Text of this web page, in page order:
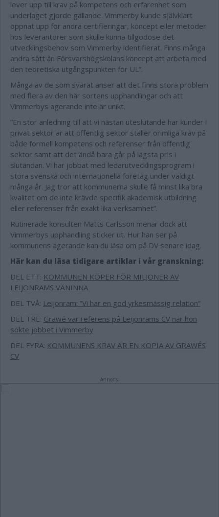
lever upp till krav på kompetens och erfarenhet som
underlaget gjorde gällande. Vimmerby kunde självklart
öppnat upp för andra certifieringar, koncept eller metoder
hos leverantörer som skulle kunna tillgodose det
utvecklingsbehov som Vimmerby identifierat. Finns många
andra sätt än Försvarshögskolans koncept att arbeta med
den teoretiska utgångspunkten för UL”.
Många av de som svarat anser att det finns stora problem
med flera av den här sortens upphandlingar och att
Vimmerbys agerande inte är unikt.
”En stor anledning till att vi nästan uteslutande har kunder i
privat sektor är att offentlig sektor ställer orimliga krav på
både formell kompetens och referenser från offentlig
sektor samt att det ändå bara går på lägsta pris i
slutändan. Vi har jobbat med ledarutvecklingsprogram i
stora svenska och internationella företag under väldigt
många år. Jag tror att kommunerna skulle få minst lika bra
kvalitet om de inte krävde specifik akademisk utbildning
eller referenser från exakt lika verksamhet”.
Rutinerade konsulten Matts Carlsson menar dock att
Vimmerbys upphandling sticker ut. Hur han ser på
kommunens agerande kan du läsa om på DV senare idag.
Här kan du läsa tidigare artiklar i vår granskning:
DEL ETT: KOMMUNEN KÖPER FÖR MILJONER AV
LEIJONRAMS VÄNINNA
DEL TVÅ: Leijonram: ”Vi har en god yrkesmässig relation”
DEL TRE: Grawé var referens på Leijonrams CV när hon
sökte jobbet i Vimmerby
DEL FYRA: KOMMUNENS KRAV ÄR EN KOPIA AV GRAWÉS
CV
Annons: